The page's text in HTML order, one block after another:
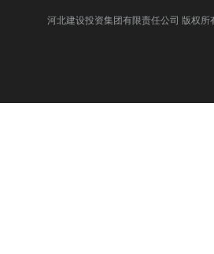
河北建设投资集团有限责任公司 版权所